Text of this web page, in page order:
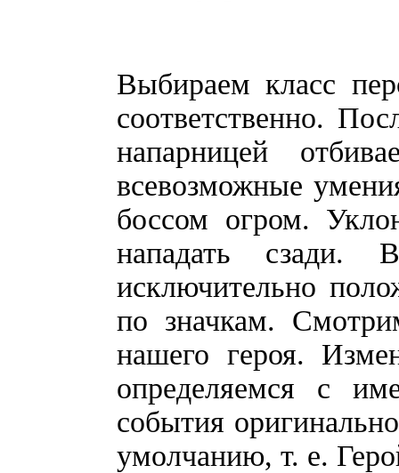
Выбираем класс
соответственно.
напарницей
всевозможные
боссом огром.
нападать сзади.
исключительно
по значкам.
нашего героя.
определяемся с
события
умолчанию, т. е.